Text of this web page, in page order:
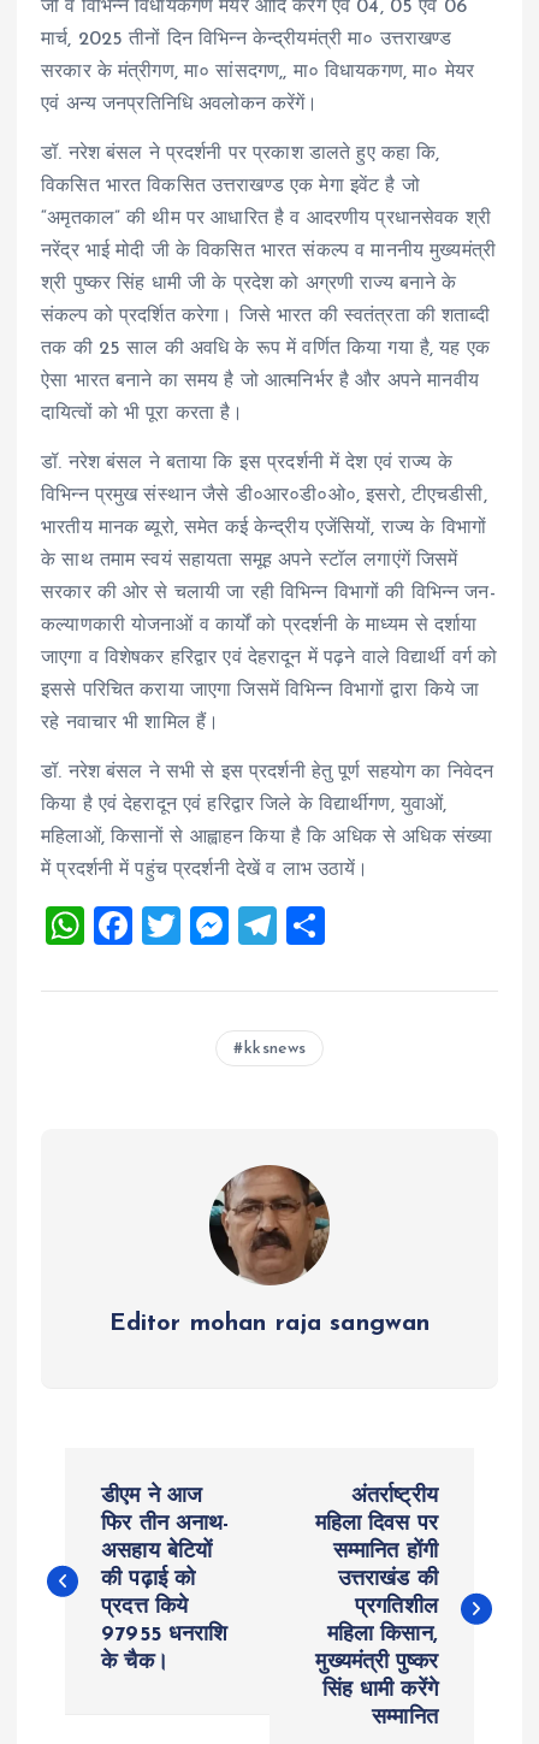
जी व विभिन्न विधायकगण मेयर आदि करेंगें एवं 04, 05 एवं 06
मार्च, 2025 तीनों दिन विभिन्न केन्द्रीयमंत्री मा० उत्तराखण्ड
सरकार के मंत्रीगण, मा० सांसदगण,, मा० विधायकगण, मा० मेयर
एवं अन्य जनप्रतिनिधि अवलोकन करेंगें।
डॉ. नरेश बंसल ने प्रदर्शनी पर प्रकाश डालते हुए कहा कि,
विकसित भारत विकसित उत्तराखण्ड एक मेगा इवेंट है जो
“अमृतकाल” की थीम पर आधारित है व आदरणीय प्रधानसेवक श्री
नरेंद्र भाई मोदी जी के विकसित भारत संकल्प व माननीय मुख्यमंत्री
श्री पुष्कर सिंह धामी जी के प्रदेश को अग्रणी राज्य बनाने के
संकल्प को प्रदर्शित करेगा। जिसे भारत की स्वतंत्रता की शताब्दी
तक की 25 साल की अवधि के रूप में वर्णित किया गया है, यह एक
ऐसा भारत बनाने का समय है जो आत्मनिर्भर है और अपने मानवीय
दायित्वों को भी पूरा करता है।
डॉ. नरेश बंसल ने बताया कि इस प्रदर्शनी में देश एवं राज्य के
विभिन्न प्रमुख संस्थान जैसे डी०आर०डी०ओ०, इसरो, टीएचडीसी,
भारतीय मानक ब्यूरो, समेत कई केन्द्रीय एजेंसियों, राज्य के विभागों
के साथ तमाम स्वयं सहायता समूह अपने स्टॉल लगाएंगें जिसमें
सरकार की ओर से चलायी जा रही विभिन्न विभागों की विभिन्न जन-
कल्याणकारी योजनाओं व कार्यों को प्रदर्शनी के माध्यम से दर्शाया
जाएगा व विशेषकर हरिद्वार एवं देहरादून में पढ़ने वाले विद्यार्थी वर्ग को
इससे परिचित कराया जाएगा जिसमें विभिन्न विभागों द्वारा किये जा
रहे नवाचार भी शामिल हैं।
डॉ. नरेश बंसल ने सभी से इस प्रदर्शनी हेतु पूर्ण सहयोग का निवेदन
किया है एवं देहरादून एवं हरिद्वार जिले के विद्यार्थीगण, युवाओं,
महिलाओं, किसानों से आह्वाहन किया है कि अधिक से अधिक संख्या
में प्रदर्शनी में पहुंच प्रदर्शनी देखें व लाभ उठायें।
W
at
F
ce
T
tt
er
M
se
n
T
e
g
m
a
kksnews
Editor mohan raja sangwan
s
डीएम ने आज
फिर तीन अनाथ-
असहाय बेटियों
की पढ़ाई को
प्रदत्त किये
97955 धनराशि
के चैक।
अंतर्राष्ट्रीय
महिला दिवस पर
सम्मानित होंगी
उत्तराखंड की
प्रगतिशील
महिला किसान,
मुख्यमंत्री पुष्कर
सिंह धामी करेंगे
सम्मानित